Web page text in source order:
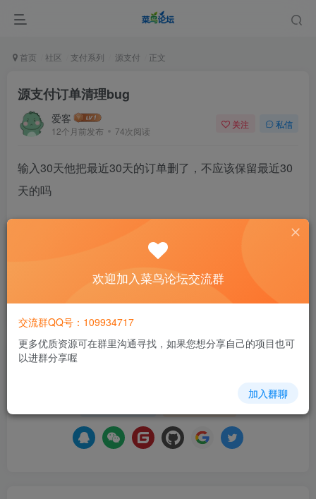
首页 社区 支付系列 源支付 正文
源支付订单清理bug
爱客
12个月前发布 74次阅读
关注 私信
输入30天他把最近30天的订单删了，不应该保留最近30
天的吗
评分
欢迎为Ta评分
欢迎加入菜鸟论坛交流群
交流群QQ号：109934717
更多优质资源可在群里沟通寻找，如果您想分享自己的项目也可
以进群分享喔
加入群聊